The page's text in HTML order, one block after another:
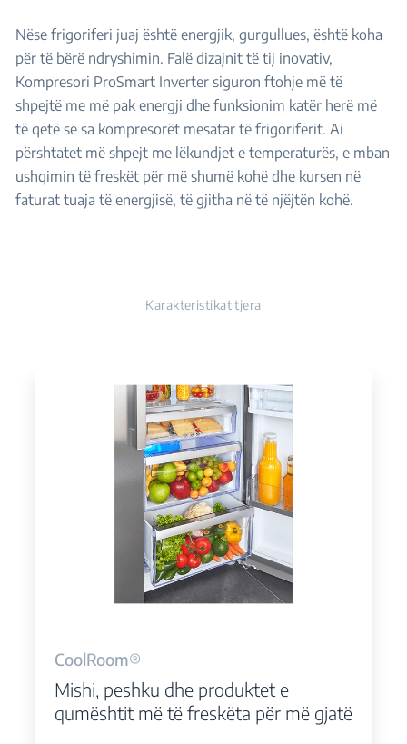
Nëse frigoriferi juaj është energjik, gurgullues, është koha
për të bërë ndryshimin. Falë dizajnit të tij inovativ,
Kompresori ProSmart Inverter siguron ftohje më të
shpejtë me më pak energji dhe funksionim katër herë më
të qetë se sa kompresorët mesatar të frigoriferit. Ai
përshtatet më shpejt me lëkundjet e temperaturës, e mban
ushqimin të freskët për më shumë kohë dhe kursen në
faturat tuaja të energjisë, të gjitha në të njëjtën kohë.
Karakteristikat tjera
CoolRoom®
Mishi, peshku dhe produktet e
qumështit më të freskëta për më gjatë